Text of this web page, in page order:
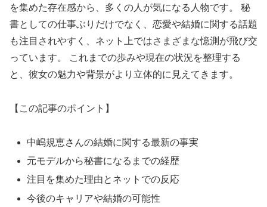
を集めた存在感から、多くの人が気になる人物です。 秘
書としての仕事ぶりだけでなく、恋愛や結婚に関する話題
も注目されやすく、ネット上ではさまざまな憶測が飛び交
っています。 これまでの歩みや現在の状況を整理する
と、彼女の魅力や背景がより立体的に見えてきます。
【この記事のポイント】
中嶋規恵さんの結婚に関する最新の事実
元モデルから秘書になるまでの経歴
注目を集めた理由とネットでの反応
今後のキャリアや結婚の可能性